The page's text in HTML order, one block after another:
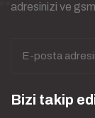
adresinizi ve
Bizi takip